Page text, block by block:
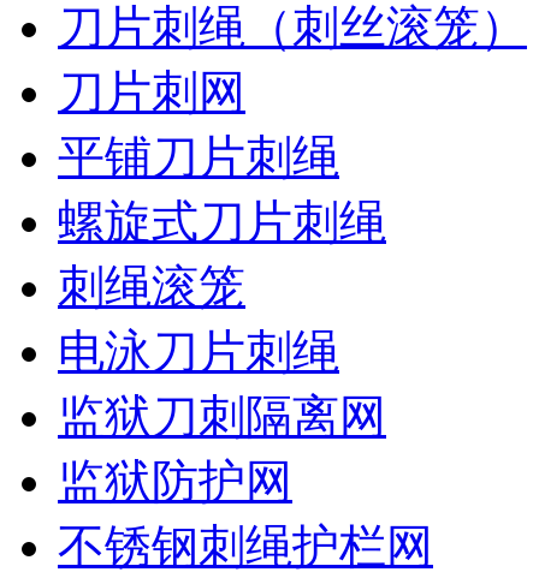
刀片刺绳（刺丝滚笼）
刀片刺网
平铺刀片刺绳
螺旋式刀片刺绳
刺绳滚笼
电泳刀片刺绳
监狱刀刺隔离网
监狱防护网
不锈钢刺绳护栏网